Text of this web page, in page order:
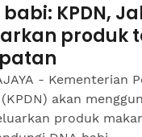
babi: KPDN,
produk
- Kementerian
akan
produk